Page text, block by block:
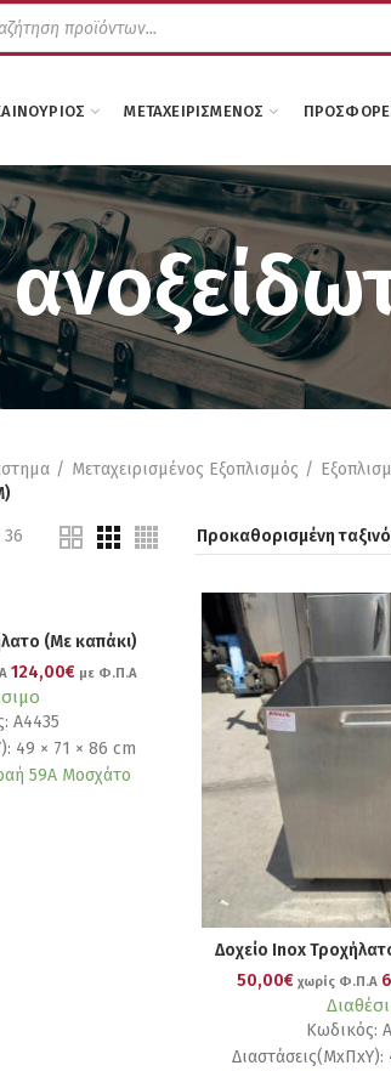
ΜΕΤΑΧΕΙΡΙΣΜΈΝΟΣ
Μεταχειρισμένος Εξοπλισμός
36
(Με καπάκι)
124,00€ με Φ.Π.Α
Α4435
49 × 71 × 86 cm
59Α Μοσχάτο
Δοχείο Ιnox
50,00€ χωρίς Φ.Π.Α
Κωδικός:
Διαστάσεις(ΜxΠxΥ):